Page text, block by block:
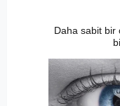
Daha sabit bir